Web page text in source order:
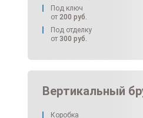
Под ключ
от 200 руб.
Под отделку
от 300 руб.
Вертикальный
Коробка